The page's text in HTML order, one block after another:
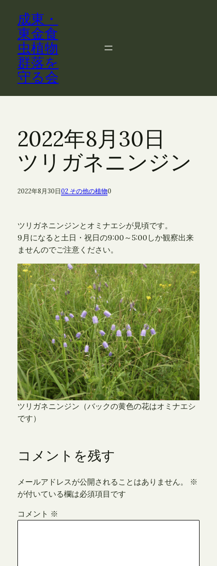
成東・
東金食
虫植物
群落を
守る会
2022年8月30日
ツリガネニンジン
2022年8月30日02 その他の植物0
ツリガネニンジンとオミナエシが見頃です。
9月になると土日・祝日の9:00～5:00しか観察出来
ませんのでご注意ください。
ツリガネニンジン（バックの黄色の花はオミナエシ
です）
コメントを残す
メールアドレスが公開されることはありません。
※
が付いている欄は必須項目です
コメント ※